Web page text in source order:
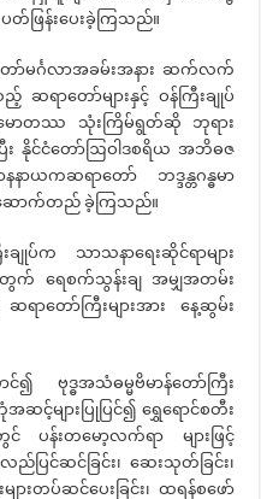
တ်ဖြန်းပေးခဲ့ကြသည်။
ဂလာအခမ်းအနား ဆက်လက်
ရာတော်များနှင့် ဝန်ကြီးချုပ်
မောတဿ သုံးကြိမ်ရွတ်ဆို ဘုရား
း နိုင်ငံတော်ဩဝါဒစရိယ အဘိဓဇ
နာယကဆရာတော် ဘဒ္ဒန္တဂန္ဓမာ
ဆောက်တည် ခဲ့ကြသည်။
ျုပ်က သာသနာရေးဆိုင်ရာများ
တွက် ရေစက်သွန်းချ အမျှအတမ်း
ာတော်ကြီးများအား နေ့ဆွမ်း
င်၍ ဗုဒ္ဓအသံဓမ္မဗိမာန်တော်ကြီး
င့်များပြုပြင်၍ ရွှေရောင်စတီး
င် ပန်းတမော့လက်ရာ များဖြင့်
လည်ပြင်ဆင်ခြင်း၊ ဆေးသုတ်ခြင်း၊
ျားတပ်ဆင်ပေးခြင်း၊ ထရန်စဖော်